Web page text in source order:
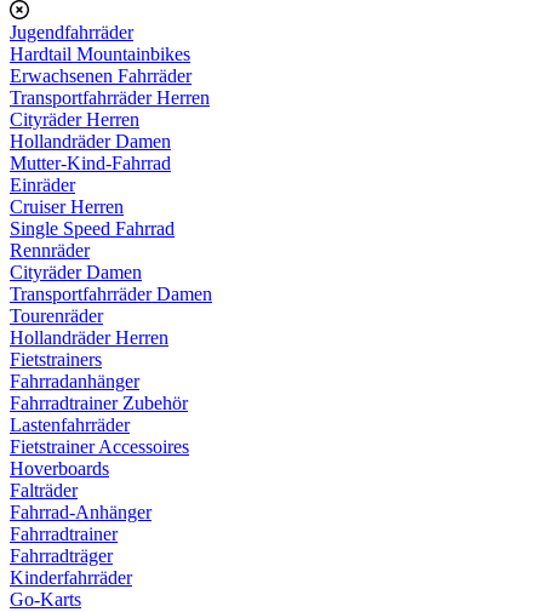
Jugendfahrräder
Hardtail Mountainbikes
Erwachsenen Fahrräder
Transportfahrräder Herren
Cityräder Herren
Hollandräder Damen
Mutter-Kind-Fahrrad
Einräder
Cruiser Herren
Single Speed Fahrrad
Rennräder
Cityräder Damen
Transportfahrräder Damen
Tourenräder
Hollandräder Herren
Fietstrainers
Fahrradanhänger
Fahrradtrainer Zubehör
Lastenfahrräder
Fietstrainer Accessoires
Hoverboards
Falträder
Fahrrad-Anhänger
Fahrradtrainer
Fahrradträger
Kinderfahrräder
Go-Karts